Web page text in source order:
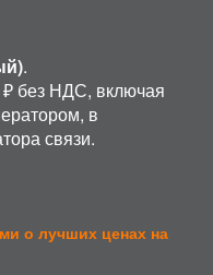
.
₽ без НДС, включая
в
связи.
о лучших ценах на